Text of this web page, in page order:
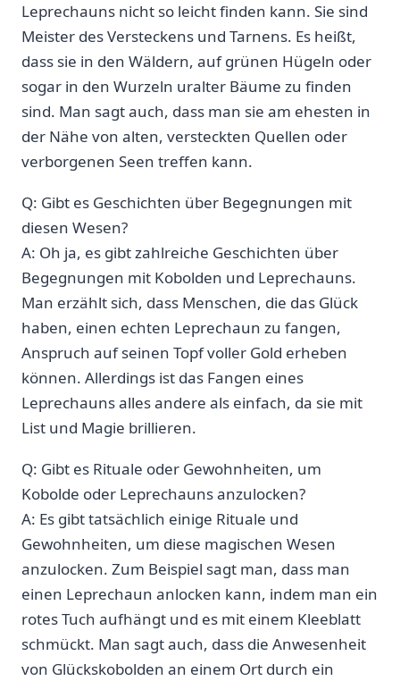
Leprechauns⁢ nicht so leicht ​finden kann. Sie sind
‌Meister des Versteckens und Tarnens.‍ Es⁤ heißt,
dass sie in den ​Wäldern, auf grünen Hügeln⁤ oder
sogar in den Wurzeln​ uralter Bäume zu finden
sind. Man sagt auch, dass man sie am ehesten in
der Nähe von alten, versteckten Quellen​ oder
verborgenen Seen​ treffen‌ kann.
Q: Gibt es Geschichten über Begegnungen mit
diesen⁣ Wesen?
A: Oh‍ ja, es ⁢gibt ⁢zahlreiche Geschichten über
Begegnungen mit ⁣Kobolden und Leprechauns.
Man erzählt sich, dass Menschen, die das Glück
haben, einen echten ​Leprechaun zu fangen, ​
Anspruch⁢ auf seinen Topf voller Gold⁤ erheben⁢
können. Allerdings ⁢ist das Fangen eines
Leprechauns alles andere als einfach, da sie mit
List und Magie brillieren.
Q: Gibt es Rituale oder Gewohnheiten, um
Kobolde ‍oder ​Leprechauns anzulocken?
A: Es gibt tatsächlich‍ einige Rituale‍ und
Gewohnheiten, um diese magischen Wesen
anzulocken. Zum⁢ Beispiel‌ sagt man,‍ dass man
einen Leprechaun anlocken kann, indem⁣ man⁣ ein
rotes Tuch aufhängt‍ und es mit einem Kleeblatt​
schmückt. ⁤Man ⁤sagt auch, dass die ⁢Anwesenheit
von Glückskobolden an einem Ort durch ein